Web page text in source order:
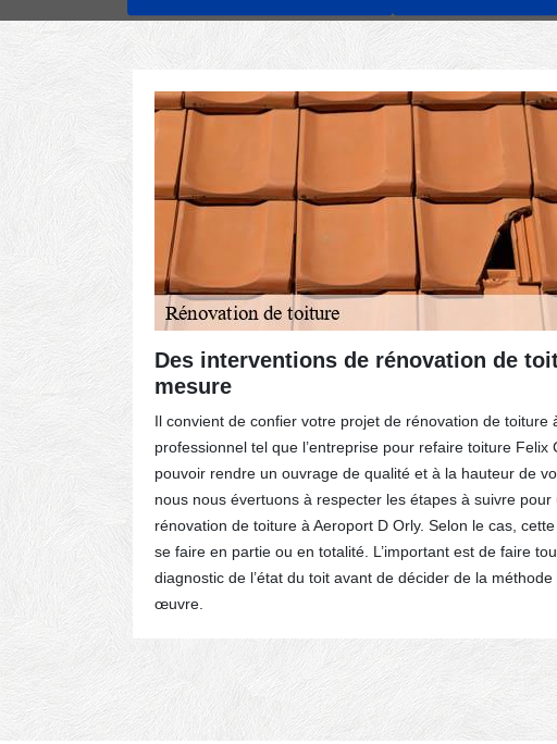
de
vous
Des interventions de rénovation de
mesure
Il convient de confier votre projet de rénovation de toiture
professionnel tel que l’entreprise pour refaire toiture Felix
pouvoir rendre un ouvrage de qualité et à la hauteur de
nous nous évertuons à respecter les étapes à suivre pour
rénovation de toiture à Aeroport D Orly. Selon le cas,
se faire en partie ou en totalité. L’important est de faire
diagnostic de l’état du toit avant de décider de la
œuvre.